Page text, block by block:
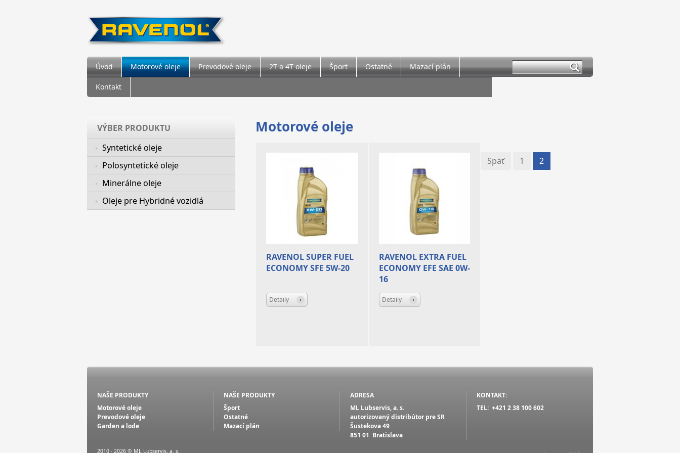
Úvod Motorové oleje Prevodové oleje 2T a 4T oleje Šport Ostatné Mazací plán
Kontakt
VÝBER PRODUKTU
Syntetické oleje
Polosyntetické oleje
Minerálne oleje
Oleje pre Hybridné vozidlá
Motorové oleje
RAVENOL SUPER FUEL
ECONOMY SFE 5W-20
Detaily
RAVENOL EXTRA FUEL
ECONOMY EFE SAE 0W-
16
Detaily
Späť 1 2
NAŠE PRODUKTY
Motorové oleje
Prevodové oleje
Garden a lode
NAŠE PRODUKTY
Šport
Ostatné
Mazací plán
ADRESA
ML Lubservis, a. s.
autorizovaný distribútor pre SR
Šustekova 49
851 01 Bratislava
KONTAKT:
TEL: +421 2 38 100 602
2010 - 2026 © ML Lubservis, a. s.